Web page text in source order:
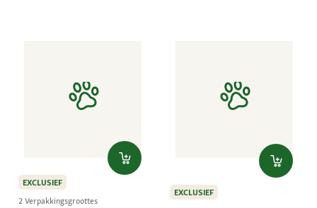
EXCLUSIEF
2 Verpakkingsgroottes
EXCLUSIEF